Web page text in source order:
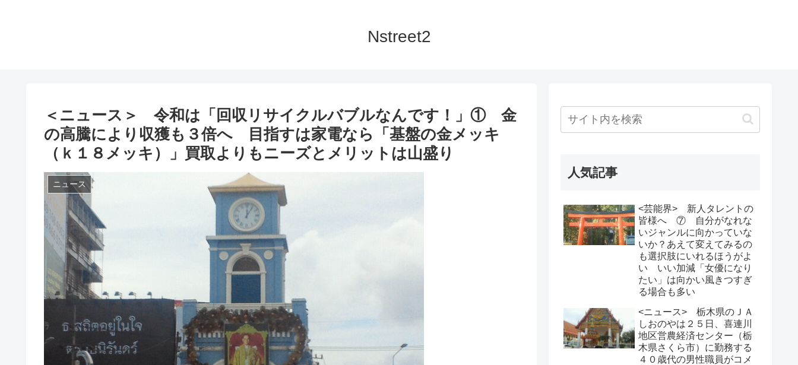
Nstreet2
＜ニュース＞ 令和は「回収リサイクルバブルなんです！」① 金
の高騰により収獲も３倍へ 目指すは家電なら「基盤の金メッキ
（ｋ１８メッキ）」買取よりもニーズとメリットは山盛り
ニュース
人気記事
<芸能界> 新人タレントの
皆様へ ⑦ 自分がなれな
いジャンルに向かっていな
いか？あえて変えてみるの
も選択肢にいれるほうがよ
い いい加減「女優になり
たい」は向かい風きつすぎ
る場合も多い
<ニュース> 栃木県のＪＡ
しおのやは２５日、喜連川
地区営農経済センター（栃
木県さくら市）に勤務する
４０歳代の男性職員がコメ